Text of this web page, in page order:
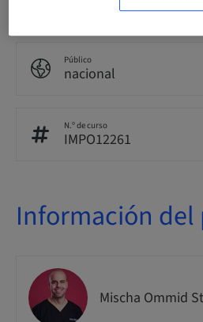
In-patient Surgery
Público
nacional
N.º de curso
IMPO12261
Información
Mischa Ommid